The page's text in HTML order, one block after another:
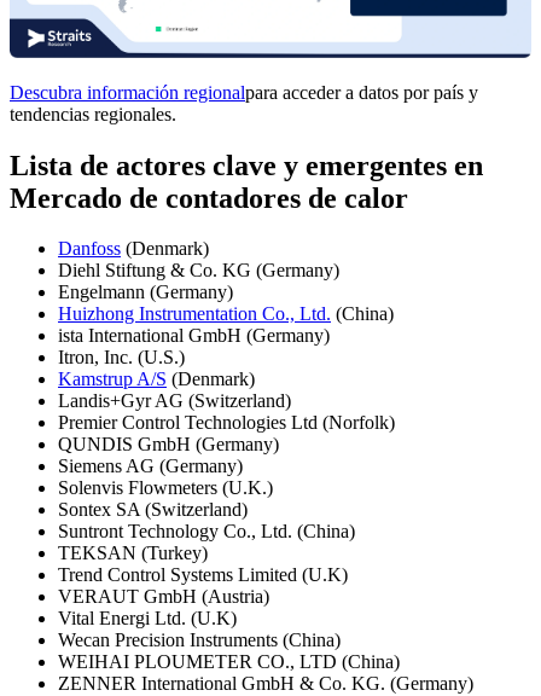
Descubra información regionalpara acceder a datos por país y
tendencias regionales.
Lista de actores clave y emergentes en
Mercado de contadores de calor
Danfoss (Denmark)
Diehl Stiftung & Co. KG (Germany)
Engelmann (Germany)
Huizhong Instrumentation Co., Ltd. (China)
ista International GmbH (Germany)
Itron, Inc. (U.S.)
Kamstrup A/S (Denmark)
Landis+Gyr AG (Switzerland)
Premier Control Technologies Ltd (Norfolk)
QUNDIS GmbH (Germany)
Siemens AG (Germany)
Solenvis Flowmeters (U.K.)
Sontex SA (Switzerland)
Suntront Technology Co., Ltd. (China)
TEKSAN (Turkey)
Trend Control Systems Limited (U.K)
VERAUT GmbH (Austria)
Vital Energi Ltd. (U.K)
Wecan Precision Instruments (China)
WEIHAI PLOUMETER CO., LTD (China)
ZENNER International GmbH & Co. KG. (Germany)